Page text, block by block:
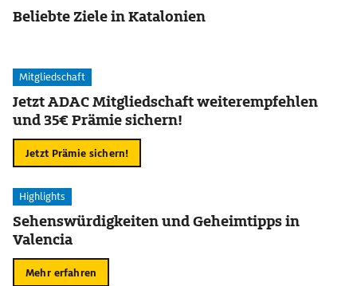
Beliebte Ziele in Katalonien
Mitgliedschaft
Jetzt ADAC Mitgliedschaft weiterempfehlen
und 35€ Prämie sichern!
Jetzt Prämie sichern!
Highlights
Sehenswürdigkeiten und Geheimtipps in
Valencia
Mehr erfahren